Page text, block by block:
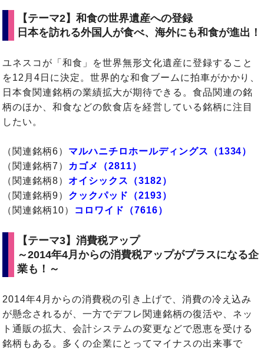
【テーマ2】和食の世界遺産への登録
日本を訪れる外国人が食べ、海外にも和食が進出！
ユネスコが「和食」を世界無形文化遺産に登録すること
を12月4日に決定。世界的な和食ブームに拍車がかかり、
日本食関連銘柄の業績拡大が期待できる。食品関連の銘
柄のほか、和食などの飲食店を経営している銘柄に注目
したい。
（関連銘柄6） マルハニチロホールディングス（1334）
（関連銘柄7）
カゴメ（2811）
（関連銘柄8）オイシックス（3182）
（関連銘柄9） クックパッド（2193）
（関連銘柄10）
コロワイド（7616）
【テーマ3】消費税アップ
～2014年4月からの消費税アップがプラスになる企
業も！～
2014年4月からの消費税の引き上げで、消費の冷え込み
が懸念されるが、一方でデフレ関連銘柄の復活や、ネッ
ト通販の拡大、会計システムの変更などで恩恵を受ける
銘柄もある。多くの企業にとってマイナスの出来事で